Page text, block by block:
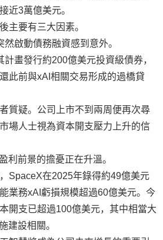
近3萬億美元。
主要有三大因素。
啟動債務融資感到意外。
畫發行約200億美元投資級債券，
此前與xAI相關交易形成的過橋貸
質疑。公司上市不到兩周便再次尋
場人士視為資本開支壓力上升的信
利前景的擔憂正在升溫。
SpaceX在2025年錄得約49億美元
業務xAI虧損規模超過60億美元。今
開支已超過100億美元，其中相當大
建設相關。